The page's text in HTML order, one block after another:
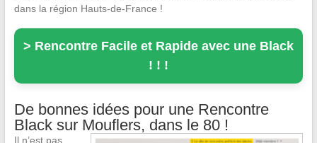
dans la région Hauts-de-France !
> Rencontre Facile et Rapide avec une Black
! ! !
De bonnes idées pour une Rencontre
Black sur Mouflers, dans le 80 !
Il n’est pas